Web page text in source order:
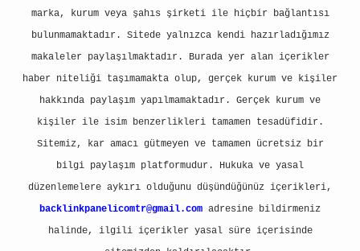
marka, kurum veya şahıs şirketi ile hiçbir bağlantısı
bulunmamaktadır. Sitede yalnızca kendi hazırladığımız
makaleler paylaşılmaktadır. Burada yer alan içerikler
haber niteliği taşımamakta olup, gerçek kurum ve kişiler
hakkında paylaşım yapılmamaktadır. Gerçek kurum ve
kişiler ile isim benzerlikleri tamamen tesadüfidir.
Sitemiz, kar amacı gütmeyen ve tamamen ücretsiz bir
bilgi paylaşım platformudur. Hukuka ve yasal
düzenlemelere aykırı olduğunu düşündüğünüz içerikleri,
backlinkpanelicomtr@gmail.com adresine bildirmeniz
halinde, ilgili içerikler yasal süre içerisinde